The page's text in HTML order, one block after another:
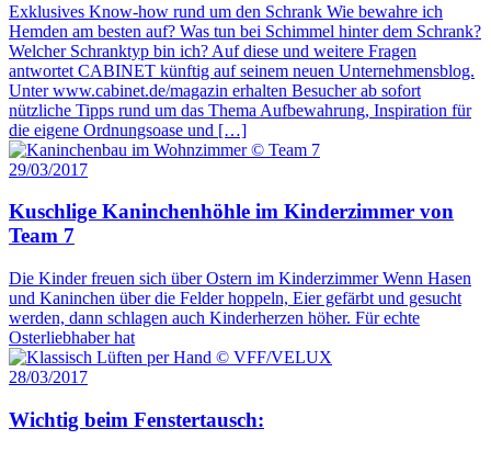
Exklusives Know-how rund um den Schrank Wie bewahre ich
Hemden am besten auf? Was tun bei Schimmel hinter dem Schrank?
Welcher Schranktyp bin ich? Auf diese und weitere Fragen
antwortet CABINET künftig auf seinem neuen Unternehmensblog.
Unter www.cabinet.de/magazin erhalten Besucher ab sofort
nützliche Tipps rund um das Thema Aufbewahrung, Inspiration für
die eigene Ordnungsoase und […]
29/03/2017
Kuschlige Kaninchenhöhle im Kinderzimmer von
Team 7
Die Kinder freuen sich über Ostern im Kinderzimmer Wenn Hasen
und Kaninchen über die Felder hoppeln, Eier gefärbt und gesucht
werden, dann schlagen auch Kinderherzen höher. Für echte
Osterliebhaber hat
28/03/2017
Wichtig beim Fenstertausch: